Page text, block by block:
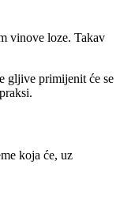
vinove loze. Takav
gljive primijenit će se
koja će, uz